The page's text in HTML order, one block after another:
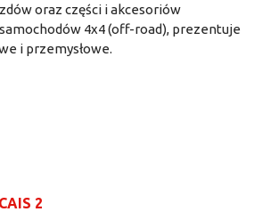
oraz części i akcesoriów
4x4 (off-road), prezentuje
i przemysłowe.
2